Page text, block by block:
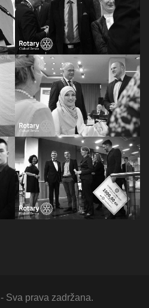
- Sva prava zadržana.